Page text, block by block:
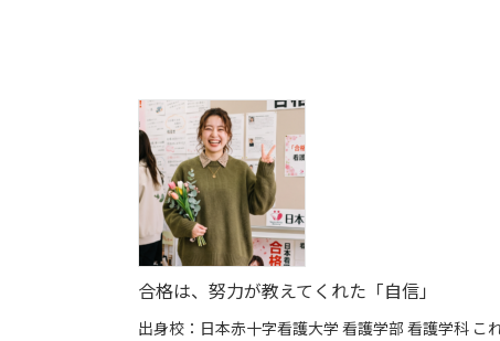
合格は、努力が教えてくれた「自信」
出身校：日本赤十字看護大学 看護学部 看護学科 こ